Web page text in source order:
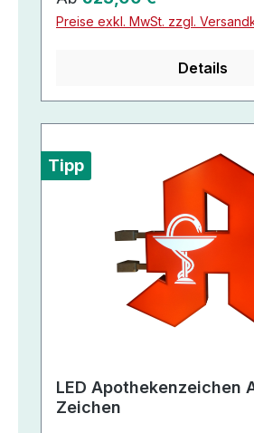
Preise exkl. MwSt. zzgl.
Details
Tipp
LED Apothekenzeichen
Zeichen